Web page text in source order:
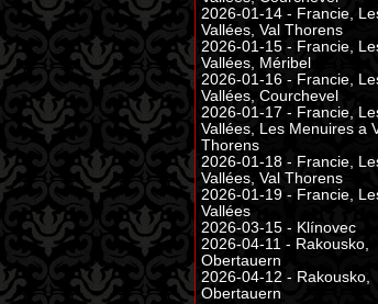
2026-01-14 - Francie,
Vallées, Val Thorens
2026-01-15 - Francie,
Vallées, Méribel
2026-01-16 - Francie,
Vallées, Courchevel
2026-01-17 - Francie,
Vallées, Les Menuires a
Thorens
2026-01-18 - Francie,
Vallées, Val Thorens
2026-01-19 - Francie,
Vallées
2026-03-15 - Klínovec
2026-04-11 - Rakousko,
Obertauern
2026-04-12 - Rakousko,
Obertauern